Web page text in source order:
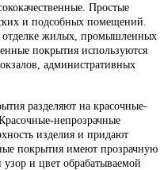
Простые
и подсобных помещений.
отделке жилых, промышленных
покрытия используются
административных
разделяют на красочные-
непрозрачные
изделия и придают
покрытия имеют прозрачную
узор и цвет обрабатываемой